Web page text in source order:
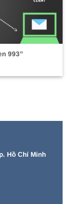
993”
Hồ Chí Minh